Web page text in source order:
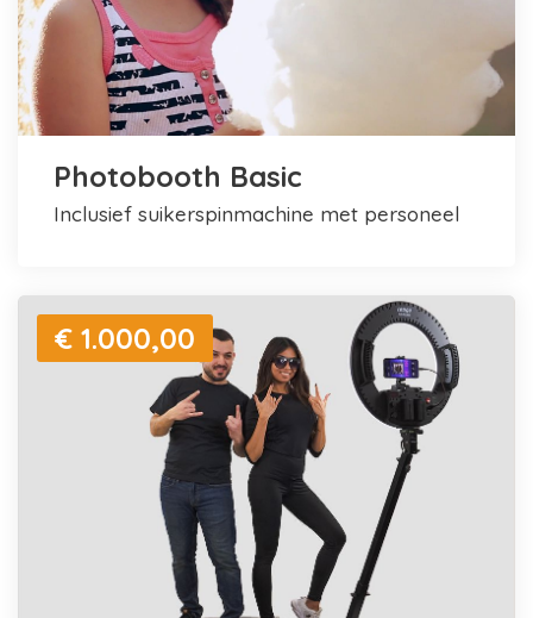
Photobooth Basic
inclusief suikerspinmachine met personeel
€ 1.000,00